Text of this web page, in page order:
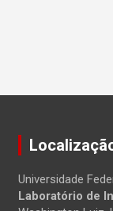
Universidade
Laboratório de